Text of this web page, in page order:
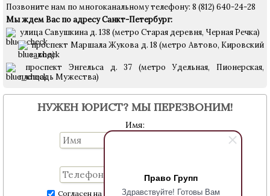
Право Групп
Здравствуйте! Готовы Вам
Позвоните нам по многоканальному телефону: 8 (812) 640-24-28
Мы ждем Вас по адресу Санкт-Петербург:
улица Савушкина д. 138 (метро Старая деревня, Черная Речка)
проспект Маршала Жукова д. 18 (метро Автово, Кировский
завод)
проспект Энгельса д. 37 (метро Удельная, Пионерская,
площадь Мужества)
НУЖЕН ЮРИСТ? МЫ ПЕРЕЗВОНИМ!
Имя:
Согласен на обработку персональных данных